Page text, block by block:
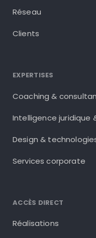
Réseau
Clients
EXPERTISES
Coaching &
Intelligence juridique
Design &
Services corporate
ACCÈS DIRECT
Réalisations